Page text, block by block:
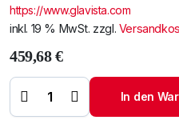
https://www.glavista.com
inkl. 19 % MwSt. zzgl.
459,68€
Windschutzscheibe /
Frontscheibe BMW 6er
E63/E64 04-
+Spiegelhalter+Regen-
LichtB-Sensor+Head
In den